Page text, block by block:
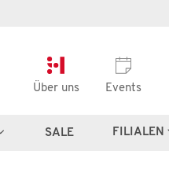
Über uns Events
SALE FILIALEN